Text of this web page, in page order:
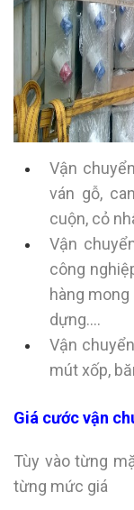
Vận
ván gỗ,
cuộn, cỏ
Vận
công
hàng mong
dựng….
Vận
mút xốp,
Giá cước vận
Tùy vào từng
từng mức giá